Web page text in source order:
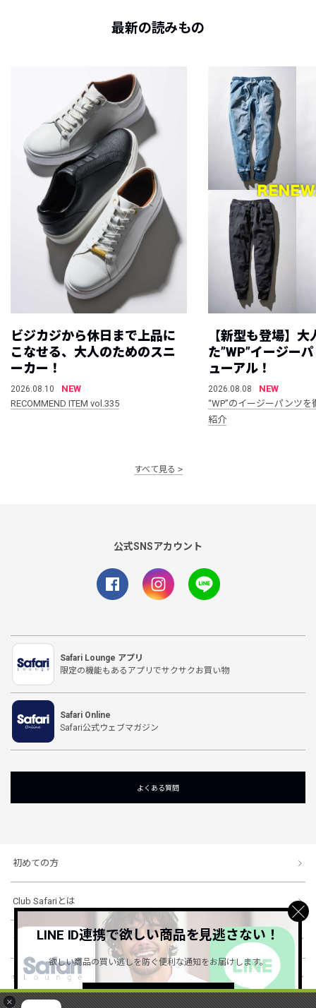
×
最新の読みもの
ビジカジから休日まで上品に
こなせる、大人のためのスニ
ーカー！
2026.08.10
NEW
RECOMMEND ITEM vol.335
【新型も登場】大
た”WP”イージー
ューアル！
2026.08.08
NEW
“WP”のイージーパンツ
紹介
すべて見る
公式SNSアカウント
Safari Lounge アプリ
限定の機能もあるアプリでサクサクお買い物
Safari Online
Safari公式ウェブマガジン
よくある質問
初めての方
Club Safariとは
ショッピングガイド
会社概要・規約
LINE ID連携で欲しい商品を見逃さない！
欲しい商品の買い逃しを防ぐ便利な通知をお届けします。
詳しくはこちら ＞